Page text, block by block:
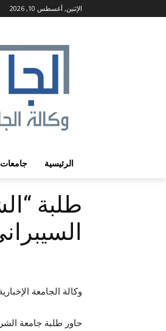
الإثنين, أغسطس 10, 2026
الرئيسية جامعات
طلبة
وكالة الجامعة
حاور طلبة جامعة